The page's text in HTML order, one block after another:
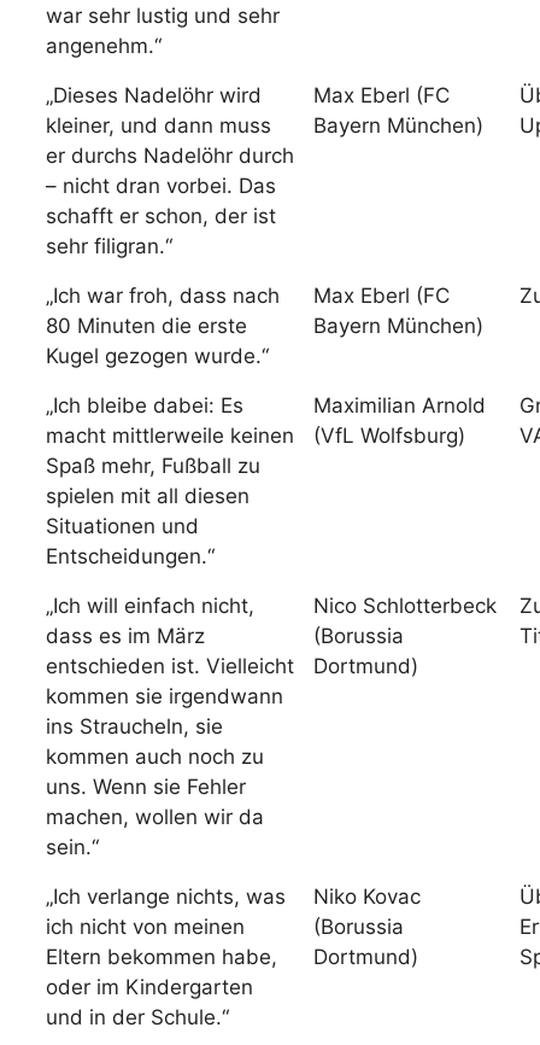
war sehr lustig und sehr
angenehm.“
„Dieses Nadelöhr wird
kleiner, und dann muss
er durchs Nadelöhr durch
– nicht dran vorbei. Das
schafft er schon, der ist
sehr filigran.“
Max Eberl (FC
Bayern München)
„Ich war froh, dass nach
80 Minuten die erste
Kugel gezogen wurde.“
Max Eberl (FC
Bayern München)
„Ich bleibe dabei: Es
macht mittlerweile keinen
Spaß mehr, Fußball zu
spielen mit all diesen
Situationen und
Entscheidungen.“
Maximilian Arnold
(VfL Wolfsburg)
„Ich will einfach nicht,
dass es im März
entschieden ist. Vielleicht
kommen sie irgendwann
ins Straucheln, sie
kommen auch noch zu
uns. Wenn sie Fehler
machen, wollen wir da
sein.“
Nico Schlotterbeck
(Borussia
Dortmund)
„Ich verlange nichts, was
ich nicht von meinen
Eltern bekommen habe,
oder im Kindergarten
und in der Schule.“
Niko Kovac
(Borussia
Dortmund)